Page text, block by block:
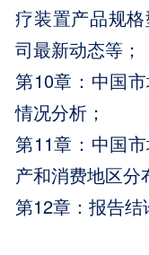
疗装置产品规
司最新动态等；
第10章：中国
情况分析；
第11章：中国
产和消费地区分
第12章：报告结